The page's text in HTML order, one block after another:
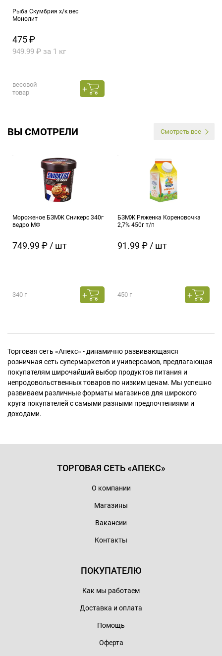
Рыба Скумбрия х/к вес
Монолит
475 ₽
949.99 ₽ за 1 кг
весовой
товар
ВЫ СМОТРЕЛИ Смотреть все
Мороженое БЗМЖ Сникерс 340г
ведро МФ
749.99 ₽ / шт
340 г
БЗМЖ Ряженка Кореновочка
2,7% 450г т/п
91.99 ₽ / шт
450 г
Торговая сеть «Апекс» - динамично развивающаяся
розничная сеть супермаркетов и универсамов, предлагающая
покупателям широчайший выбор продуктов питания и
непродовольственных товаров по низким ценам. Мы успешно
развиваем различные форматы магазинов для широкого
круга покупателей с самыми разными предпочтениями и
доходами.
ТОРГОВАЯ СЕТЬ «АПЕКС»
О компании
Магазины
Вакансии
Контакты
ПОКУПАТЕЛЮ
Как мы работаем
Доставка и оплата
Помощь
Оферта